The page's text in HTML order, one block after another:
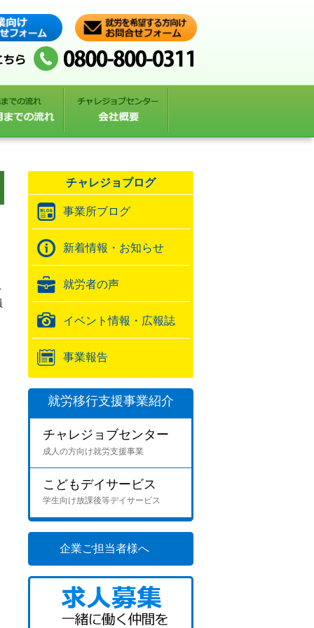
チャレジョブログ
事業所ブログ
新着情報・お知らせ
就労者の声
イベント情報・広報誌
事業報告
就労移行支援事業紹介
チャレジョブセンター
成人の方向け就労支援事業
こどもデイサービス
学生向け放課後等デイサービス
企業ご担当者様へ